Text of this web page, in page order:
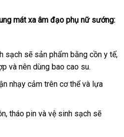
mát xa âm đạo phụ nữ sướng:
sạch nhập
khẩu
sẽ sản phẩm bằng cồn y tế,
báo
giá
và nên dùng bao cao su.
nhạy cảm trên cơ thểđấu
và lựa
cũ
, tháo pin xách
và vệ sinh sạch có
sẽ